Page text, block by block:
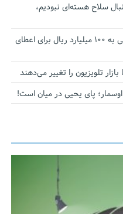
سلاح هسته‌ای نبودیم،
آستانه الزام به دریافت صورت های مالی به ۱۰۰ میلیارد ریال برای اعطای
تلویزیون را تغییر می‌دهند
پای یحیی در میان است!